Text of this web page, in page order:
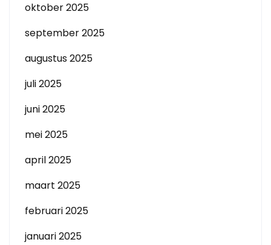
oktober 2025
september 2025
augustus 2025
juli 2025
juni 2025
mei 2025
april 2025
maart 2025
februari 2025
januari 2025